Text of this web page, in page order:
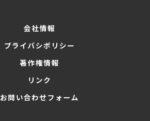
会社情報
プライバシポリシー
著作権情報
リンク
お問い合わせフォーム